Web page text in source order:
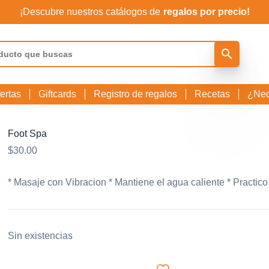
¡Descubre nuestros catálogos de regalos por precio!
Giftcards Registro de regalos Recetas
Foot Spa
$30.00
* Masaje con Vibracion * Mantiene el agua caliente *
Sin existencias